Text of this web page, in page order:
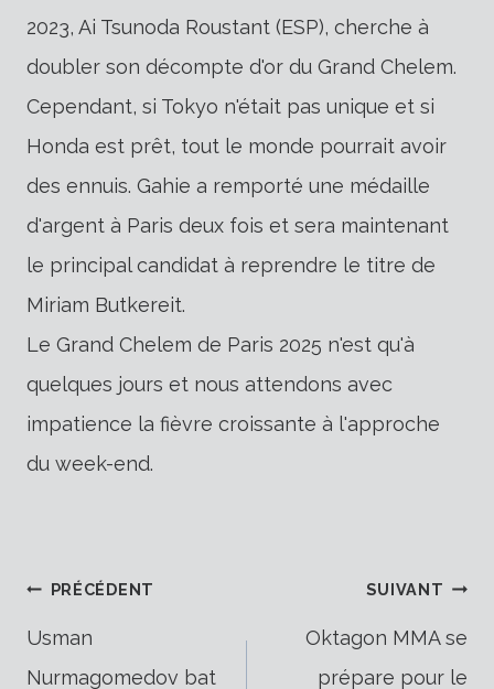
2023, Ai Tsunoda Roustant (ESP), cherche à
doubler son décompte d'or du Grand Chelem.
Cependant, si Tokyo n'était pas unique et si
Honda est prêt, tout le monde pourrait avoir
des ennuis. Gahie a remporté une médaille
d'argent à Paris deux fois et sera maintenant
le principal candidat à reprendre le titre de
Miriam Butkereit.
Le Grand Chelem de Paris 2025 n'est qu'à
quelques jours et nous attendons avec
impatience la fièvre croissante à l'approche
du week-end.
Navigation
PRÉCÉDENT
Usman
Nurmagomedov bat
SUIVANT
Oktagon MMA se
prépare pour le